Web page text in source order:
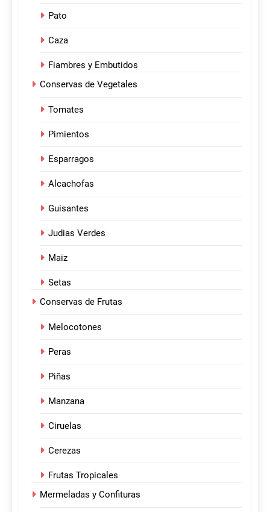
Pato
Caza
Fiambres y Embutidos
Conservas de Vegetales
Tomates
Pimientos
Esparragos
Alcachofas
Guisantes
Judias Verdes
Maiz
Setas
Conservas de Frutas
Melocotones
Peras
Piñas
Manzana
Ciruelas
Cerezas
Frutas Tropicales
Mermeladas y Confituras